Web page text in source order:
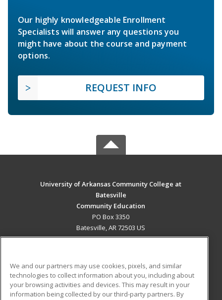
Our highly knowledgeable Enrollment
Specialists will answer any questions you
might have about the course and payment
options.
REQUEST INFO
University of Arkansas Community College at
Batesville
Community Education
PO Box 3350
Batesville, AR 72503 US
ADDITIONAL RESOURCES
Military Student Blog
We and our partners may use cookies, pixels, and similar
technologies to collect information about you, including about
your browsing activities and devices. This may result in your
information being collected by our third-party partners. By